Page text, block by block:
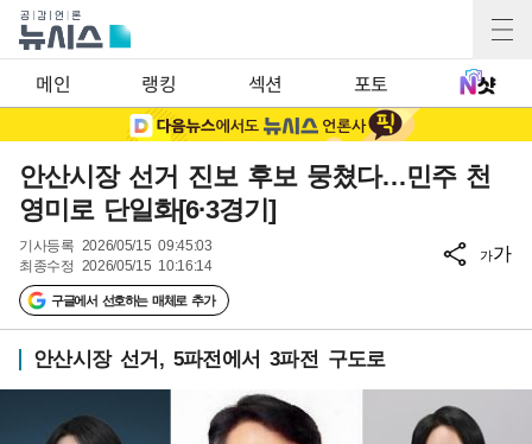
메인 랭킹 섹션 포토
안산시장 선거 진보 후보 뭉쳤다…민주 천
영미로 단일화[6·3경기]
기사등록 2026/05/15 09:45:03
최종수정 2026/05/15 10:16:14
구글에서 선호하는 매체로 추가
가가
안산시장 선거, 5파전에서 3파전 구도로